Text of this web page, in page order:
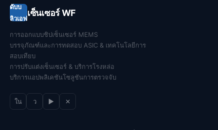
ดับบ
ลิวเอฟ
เซ็นเซอร์ WF
การออกแบบชิปเซ็นเซอร์ MEMS
บรรจุภัณฑ์และการทดสอบ ASIC & เทคโนโลยีการ
สอบเทียบ
การปรับแต่งเซ็นเซอร์ & บริการโรงหล่อ
บริการแอปพลิเคชันโซลูชันการตรวจจับ
ใน ว ▶ ✕